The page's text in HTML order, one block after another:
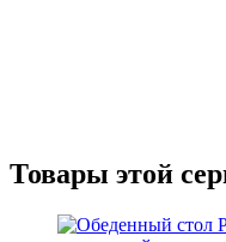
Товары этой